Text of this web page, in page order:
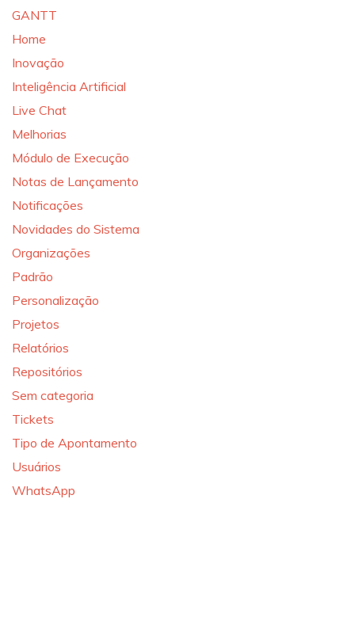
GANTT
Home
Inovação
Inteligência Artificial
Live Chat
Melhorias
Módulo de Execução
Notas de Lançamento
Notificações
Novidades do Sistema
Organizações
Padrão
Personalização
Projetos
Relatórios
Repositórios
Sem categoria
Tickets
Tipo de Apontamento
Usuários
WhatsApp